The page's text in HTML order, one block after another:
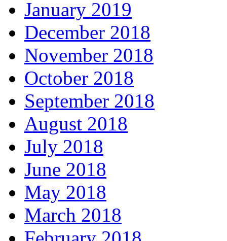
January 2019
December 2018
November 2018
October 2018
September 2018
August 2018
July 2018
June 2018
May 2018
March 2018